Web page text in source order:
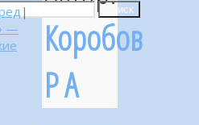
Поиск
Коробов
Р А
|
—